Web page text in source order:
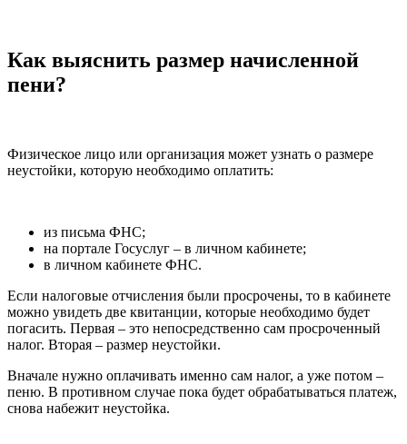
Как выяснить размер начисленной
пени?
Физическое лицо или организация может узнать о размере
неустойки, которую необходимо оплатить:
из письма ФНС;
на портале Госуслуг – в личном кабинете;
в личном кабинете ФНС.
Если налоговые отчисления были просрочены, то в кабинете
можно увидеть две квитанции, которые необходимо будет
погасить. Первая – это непосредственно сам просроченный
налог. Вторая – размер неустойки.
Вначале нужно оплачивать именно сам налог, а уже потом –
пеню. В противном случае пока будет обрабатываться платеж,
снова набежит неустойка.